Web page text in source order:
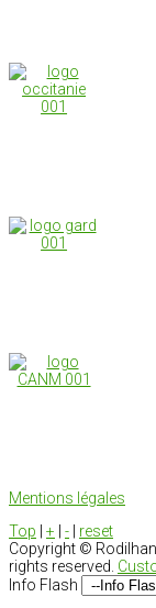
Mentions légales
Top
+ -
reset
Copyright ©
rights reserved.
Info Flash